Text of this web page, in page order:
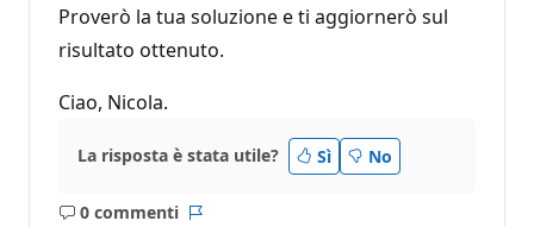
Proverò la tua soluzione e ti aggiornerò sul
risultato ottenuto.
Ciao, Nicola.
La risposta è stata utile? Sì No
0 commenti